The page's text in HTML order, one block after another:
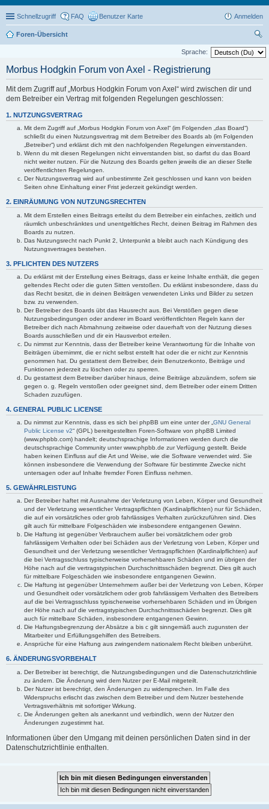
Schnellzugriff FAQ Benutzer Karte Anmelden
Foren-Übersicht
uc
Sprache:
Morbus Hodgkin Forum von Axel - Registrierung
Mit dem Zugriff auf „Morbus Hodgkin Forum von Axel“ wird zwischen dir und
dem Betreiber ein Vertrag mit folgenden Regelungen geschlossen:
1. NUTZUNGSVERTRAG
Mit dem Zugriff auf „Morbus Hodgkin Forum von Axel“ (im Folgenden „das Board“)
schließt du einen Nutzungsvertrag mit dem Betreiber des Boards ab (im Folgenden
„Betreiber“) und erklärst dich mit den nachfolgenden Regelungen einverstanden.
Wenn du mit diesen Regelungen nicht einverstanden bist, so darfst du das Board
nicht weiter nutzen. Für die Nutzung des Boards gelten jeweils die an dieser Stelle
veröffentlichten Regelungen.
Der Nutzungsvertrag wird auf unbestimmte Zeit geschlossen und kann von beiden
Seiten ohne Einhaltung einer Frist jederzeit gekündigt werden.
2. EINRÄUMUNG VON NUTZUNGSRECHTEN
Mit dem Erstellen eines Beitrags erteilst du dem Betreiber ein einfaches, zeitlich und
räumlich unbeschränktes und unentgeltliches Recht, deinen Beitrag im Rahmen des
Boards zu nutzen.
Das Nutzungsrecht nach Punkt 2, Unterpunkt a bleibt auch nach Kündigung des
Nutzungsvertrages bestehen.
3. PFLICHTEN DES NUTZERS
Du erklärst mit der Erstellung eines Beitrags, dass er keine Inhalte enthält, die gegen
geltendes Recht oder die guten Sitten verstoßen. Du erklärst insbesondere, dass du
das Recht besitzt, die in deinen Beiträgen verwendeten Links und Bilder zu setzen
bzw. zu verwenden.
Der Betreiber des Boards übt das Hausrecht aus. Bei Verstößen gegen diese
Nutzungsbedingungen oder anderer im Board veröffentlichten Regeln kann der
Betreiber dich nach Abmahnung zeitweise oder dauerhaft von der Nutzung dieses
Boards ausschließen und dir ein Hausverbot erteilen.
Du nimmst zur Kenntnis, dass der Betreiber keine Verantwortung für die Inhalte von
Beiträgen übernimmt, die er nicht selbst erstellt hat oder die er nicht zur Kenntnis
genommen hat. Du gestattest dem Betreiber, dein Benutzerkonto, Beiträge und
Funktionen jederzeit zu löschen oder zu sperren.
Du gestattest dem Betreiber darüber hinaus, deine Beiträge abzuändern, sofern sie
gegen o. g. Regeln verstoßen oder geeignet sind, dem Betreiber oder einem Dritten
Schaden zuzufügen.
4. GENERAL PUBLIC LICENSE
Du nimmst zur Kenntnis, dass es sich bei phpBB um eine unter der „ GNU General
Public License v2“ (GPL) bereitgestellten Foren-Software von phpBB Limited
(www.phpbb.com) handelt; deutschsprachige Informationen werden durch die
deutschsprachige Community unter www.phpbb.de zur Verfügung gestellt. Beide
haben keinen Einfluss auf die Art und Weise, wie die Software verwendet wird. Sie
können insbesondere die Verwendung der Software für bestimmte Zwecke nicht
untersagen oder auf Inhalte fremder Foren Einfluss nehmen.
5. GEWÄHRLEISTUNG
Der Betreiber haftet mit Ausnahme der Verletzung von Leben, Körper und Gesundheit
und der Verletzung wesentlicher Vertragspflichten (Kardinalpflichten) nur für Schäden,
die auf ein vorsätzliches oder grob fahrlässiges Verhalten zurückzuführen sind. Dies
gilt auch für mittelbare Folgeschäden wie insbesondere entgangenen Gewinn.
Die Haftung ist gegenüber Verbrauchern außer bei vorsätzlichem oder grob
fahrlässigem Verhalten oder bei Schäden aus der Verletzung von Leben, Körper und
Gesundheit und der Verletzung wesentlicher Vertragspflichten (Kardinalpflichten) auf
die bei Vertragsschluss typischerweise vorhersehbaren Schäden und im übrigen der
Höhe nach auf die vertragstypischen Durchschnittsschäden begrenzt. Dies gilt auch
für mittelbare Folgeschäden wie insbesondere entgangenen Gewinn.
Die Haftung ist gegenüber Unternehmern außer bei der Verletzung von Leben, Körper
und Gesundheit oder vorsätzlichem oder grob fahrlässigem Verhalten des Betreibers
auf die bei Vertragsschluss typischerweise vorhersehbaren Schäden und im Übrigen
der Höhe nach auf die vertragstypischen Durchschnittsschäden begrenzt. Dies gilt
auch für mittelbare Schäden, insbesondere entgangenen Gewinn.
Die Haftungsbegrenzung der Absätze a bis c gilt sinngemäß auch zugunsten der
Mitarbeiter und Erfüllungsgehilfen des Betreibers.
Ansprüche für eine Haftung aus zwingendem nationalem Recht bleiben unberührt.
6. ÄNDERUNGSVORBEHALT
Der Betreiber ist berechtigt, die Nutzungsbedingungen und die Datenschutzrichtlinie
zu ändern. Die Änderung wird dem Nutzer per E-Mail mitgeteilt.
Der Nutzer ist berechtigt, den Änderungen zu widersprechen. Im Falle des
Widerspruchs erlischt das zwischen dem Betreiber und dem Nutzer bestehende
Vertragsverhältnis mit sofortiger Wirkung.
Die Änderungen gelten als anerkannt und verbindlich, wenn der Nutzer den
Änderungen zugestimmt hat.
Informationen über den Umgang mit deinen persönlichen Daten sind in der
Datenschutzrichtlinie enthalten.